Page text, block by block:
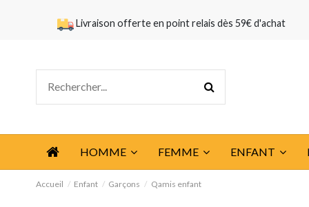
Livraison offerte en point relais dès 59€ d'achat
HOMME FEMME ENFANT
Accueil Enfant Garçons Qamis enfant